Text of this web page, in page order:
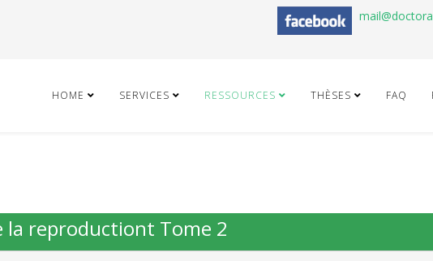
HOME SERVICES RESSOURCES THÈSES FAQ
la reproductiont Tome 2